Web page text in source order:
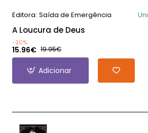
Editora: Saída de Emergência
A Loucura de Deus
-20%
15.96€ 19.95€
Adicionar